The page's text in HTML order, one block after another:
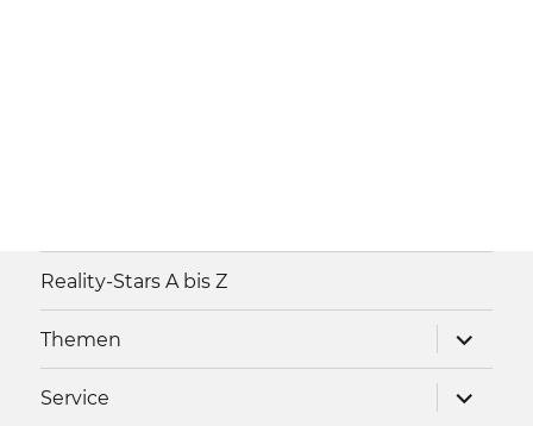
Reality-Stars A bis Z
Themen
anzeigen
Service
anzeigen